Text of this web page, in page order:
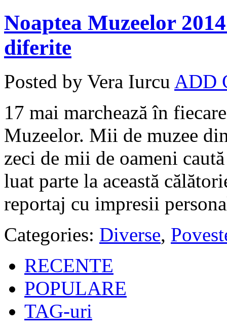
Noaptea Muzeelor
diferite
Posted by Vera Iurcu ADD
17 mai marchează în
Muzeelor. Mii de muzee
zeci de mii de oameni
luat parte la această
reportaj cu impresii
Categories: Diverse,
RECENTE
POPULARE
TAG-uri